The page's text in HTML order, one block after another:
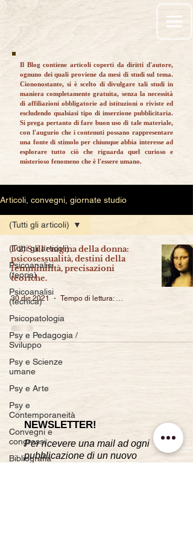
Il Blog contiene articoli coperti da diritti d'autore,
ognuno dei quali proviene da mesi di studi sul tema.
Ciononostante, si è scelto di divulgare tali studi in
maniera completamente gratuita, senza la necessità
di affiliazioni obbligatorie ad istituzioni o riviste ed
escludendo qualsiasi tipo di inserzione pubblicitaria.
Si prega pertanto di fare buon uso di tale materiale,
con l'augurio che i contenuti possano rappresentare
una fonte di stimolo per chiunque abbia interesse ad
esplorare tutto ciò che riguarda quel curioso e
misterioso fenomeno che è l'essere umano.
Articoli, convegni, giornate studio
(Tutti gli articoli)
Psicoanalisi
(teoria)
Psicoanalisi
(tecnica)
Psicopatologia
Psy e Pedagogia /
Sviluppo
Psy e Scienze
umane
Psy e Arte
Psy e
Contemporaneità
Convegni e
congressi
Bibliografia
(Tutti gli articoli)
1/2) Sull'enigma della donna:
psicosessualità, destini della
femminilità, precisazioni
teoriche.
30 dic 2021 Tempo di lettura: 37 min
NEWSLETTER!
Per ricevere una mail ad ogni
pubblicazione di un nuovo